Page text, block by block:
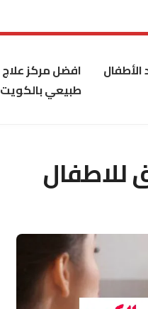
افضل مركز علاج
طبيعي بالكويت
للاطفال